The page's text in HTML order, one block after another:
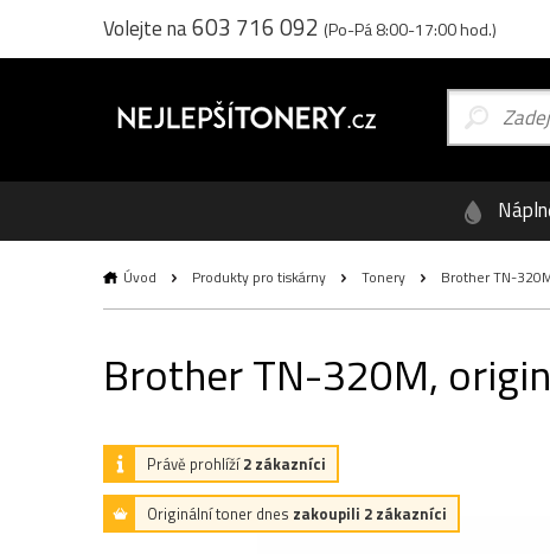
Volejte na603 716 092 (Po-Pá 8:00-17:00 hod.)
Úvod Produkty pro tiskárny Tonery Brother TN-
Brother TN-320M,
Právě prohlíží2 zákazníci
Originální toner dnes zakoupili 2 zákazníci